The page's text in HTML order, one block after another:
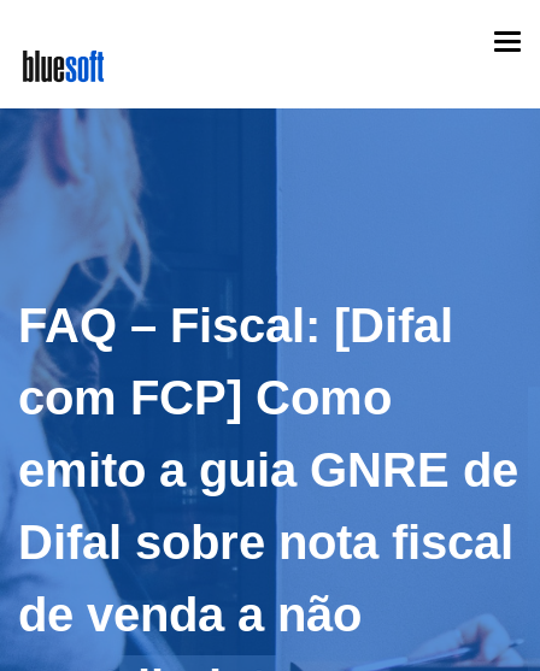
main
FAQ – Fiscal: [Difal
com FCP] Como
emito a guia GNRE de
Difal sobre nota fiscal
de venda a não